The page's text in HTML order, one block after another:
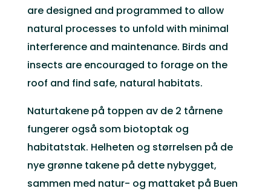
are designed and programmed to allow
natural processes to unfold with minimal
interference and maintenance. Birds and
insects are encouraged to forage on the
roof and find safe, natural habitats.
Naturtakene på toppen av de 2 tårnene
fungerer også som biotoptak og
habitatstak. Helheten og størrelsen på de
nye grønne takene på dette nybygget,
sammen med natur- og mattaket på Buen